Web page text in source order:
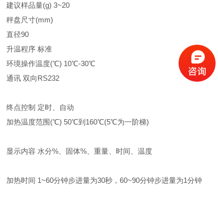
建议样品量(g) 3~20
秤盘尺寸(mm)
直径90
升温程序 标准
环境操作温度(℃) 10℃-30℃
通讯 双向RS232
终点控制 定时、自动
加热温度范围(℃) 50℃到160℃(5℃为一阶梯)
显示内容 水分%、固体%、重量、时间、温度
加热时间 1~60分钟步进量为30秒，60~90分钟步进量为1分钟